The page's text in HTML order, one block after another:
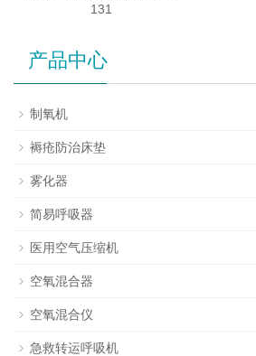
131
产品中心
制氧机
褥疮防治床垫
雾化器
简易呼吸器
医用空气压缩机
空氧混合器
空氧混合仪
急救转运呼吸机